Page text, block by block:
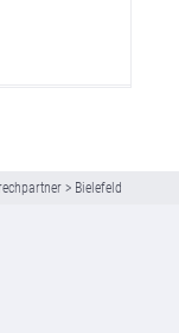
> Bielefeld